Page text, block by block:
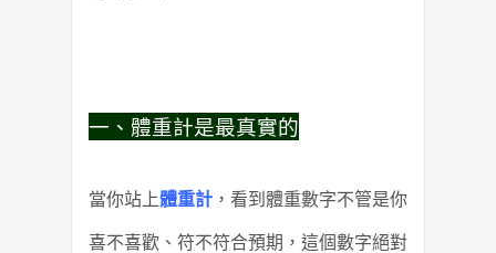
一、體重計是最真實的
當你站上體重計 ，看到體重數字不管是你
喜不喜歡、符不符合預期，這個數字絕對